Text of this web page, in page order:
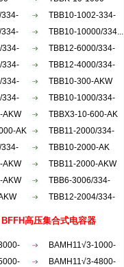
AKW
334-
TBB10-1002-334-
AKW
334-
TBB10-10000/334...
334-
TBB12-6000/334-
AKW
334-
TBB12-4000/334-
AKW
334-
TBB10-300-AKW
334-
TBB10-1000/334-
ACW
AKW
TBBX3-10-600-AK
AK
TBB11-2000/334-
akw
334-
TBB10-2000-AK
AKW
TBB11-2000-AKW
AKW
TBB6-3006/334-
AKW
TBB12-2004/334-
AKW
高压集合式电容器
BAMH11√3-1000-
1×3W BAMH11√3-4800-